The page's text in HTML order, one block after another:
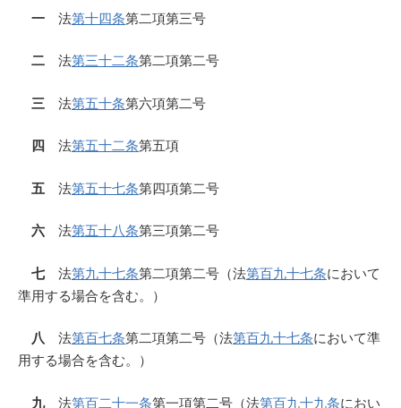
一 法第十四条第二項第三号
二 法第三十二条第二項第二号
三 法第五十条第六項第二号
四 法第五十二条第五項
五 法第五十七条第四項第二号
六 法第五十八条第三項第二号
七法第九十七条第二項第二号（法第百九十七条において
準用する場合を含む。）
八 法第百七条第二項第二号（法第百九十七条において準
用する場合を含む。）
九法第百二十一条第一項第二号（法第百九十九条におい